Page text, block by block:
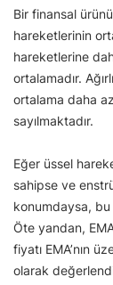
Bir finansal
hareketlerinin
hareketlerine
ortalamadır.
ortalama daha
sayılmaktadır.
Eğer üssel
sahipse ve
konumdaysa, bu
Öte yandan,
fiyatı EMA’nın
olarak